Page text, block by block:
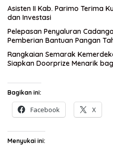
Asisten II Kab. Parimo Terima
dan Investasi
Pelepasan Penyaluran
Pemberian Bantuan Pangan
Rangkaian Semarak
Siapkan Doorprize Menarik
Bagikan ini:
Facebook X
Menyukai ini: